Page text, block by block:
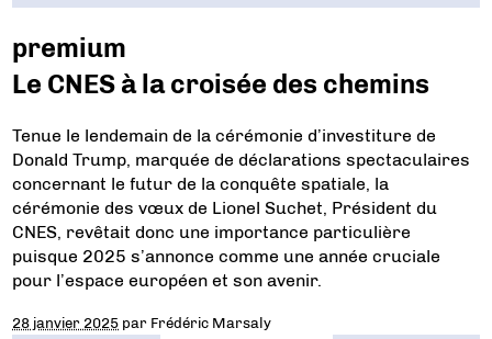
premium
Le CNES à la croisée des chemins
Tenue le lendemain de la cérémonie d’investiture de
Donald Trump, marquée de déclarations spectaculaires
concernant le futur de la conquête spatiale, la
cérémonie des vœux de Lionel Suchet, Président du
CNES, revêtait donc une importance particulière
puisque 2025 s’annonce comme une année cruciale
pour l’espace européen et son avenir.
28 janvier 2025 par Frédéric Marsaly